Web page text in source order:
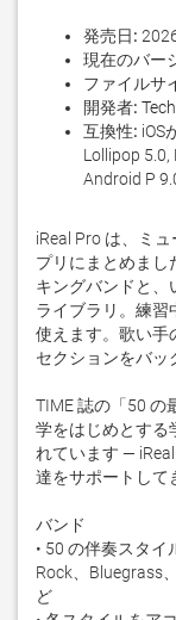
発売日:
現在のバー
ファイルサ
開発者:
互換性: iOS
Lollipop 5.0,
Android P
iReal Pro は、ミ
プリにまとめまし
キングバンドと、
ライブラリ。練習
使えます。歌い手
セクションをバッ
TIME 誌の「50 の
学をはじめとする
れています —
達をサポートして
バンド
• 50 の伴奏スタイ
Rock、Bluegrass
ど